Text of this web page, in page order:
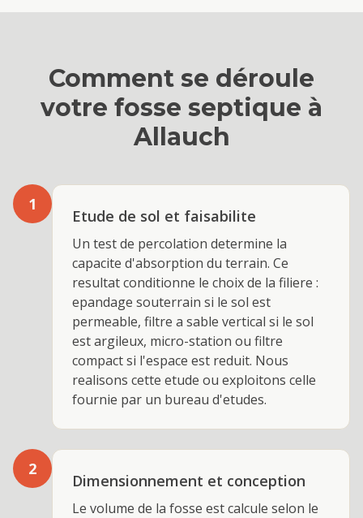
Comment se déroule
votre fosse septique à
Allauch
1
Etude de sol et faisabilite
Un test de percolation determine la
capacite d'absorption du terrain. Ce
resultat conditionne le choix de la filiere :
epandage souterrain si le sol est
permeable, filtre a sable vertical si le sol
est argileux, micro-station ou filtre
compact si l'espace est reduit. Nous
realisons cette etude ou exploitons celle
fournie par un bureau d'etudes.
2
Dimensionnement et conception
Le volume de la fosse est calcule selon le